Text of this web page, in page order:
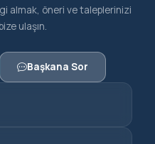
almak, öneri ve taleplerinizi
ulaşın.
Başkana Sor